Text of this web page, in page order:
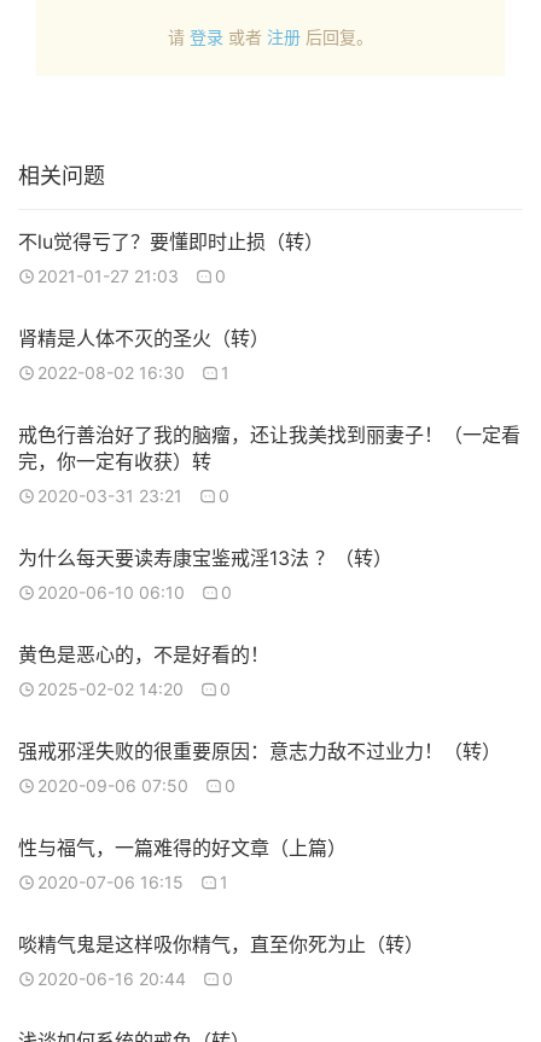
请 登录 或者 注册 后回复。
相关问题
不lu觉得亏了？要懂即时止损（转）
2021-01-27 21:03 0
肾精是人体不灭的圣火（转）
2022-08-02 16:30 1
戒色行善治好了我的脑瘤，还让我美找到丽妻子！（一定看
完，你一定有收获）转
2020-03-31 23:21 0
为什么每天要读寿康宝鉴戒淫13法 ？（转）
2020-06-10 06:10 0
黄色是恶心的，不是好看的！
2025-02-02 14:20 0
强戒邪淫失败的很重要原因：意志力敌不过业力！（转）
2020-09-06 07:50 0
性与福气，一篇难得的好文章（上篇）
2020-07-06 16:15 1
啖精气鬼是这样吸你精气，直至你死为止（转）
2020-06-16 20:44 0